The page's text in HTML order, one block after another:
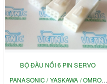
BỘ ĐẦU NỐI 6 PIN SERVO
PANASONIC / YASKAWA / OMRON